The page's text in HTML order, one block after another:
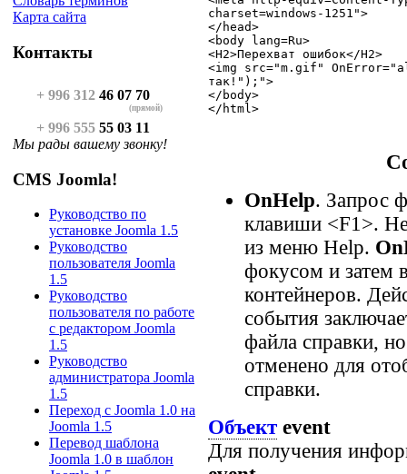
Карта сайта
Контакты
+ 996 312 46 07 70
(прямой)
+ 996 555 55 03 11
Мы рады вашему звонку!
CMS Joomla!
Руководство по
установке Joomla 1.5
Руководство
пользователя Joomla
1.5
Руководство
пользователя по работе
с редактором Joomla
1.5
Руководство
администратора Joomla
1.5
Переход с Joomla 1.0 на
Joomla 1.5
Перевод шаблона
Joomla 1.0 в шаблон
charset=windows-1251">
</head>
<body lang=Ru>
<H2>Перехват ошибок</H2>
<img src="m.gif"
так!");">
</body>
</html>
OnHelp. Запрос
клавиши <F1>.
из меню Help.
фокусом и затем
контейнеров.
события
файла справки,
отменено для
справки.
Объект event
Для получения